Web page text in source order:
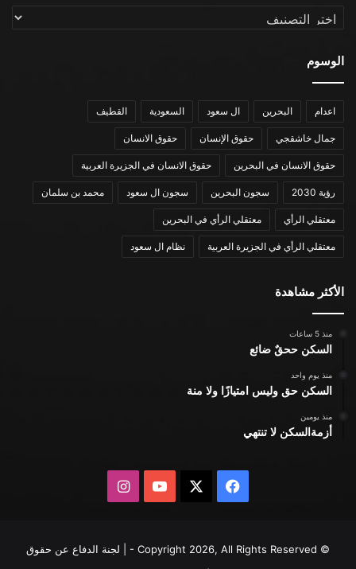
التصنيفات
الوسوم
اعدام البحرين ال سعود السعودية القطيف
جمال خاشقجي حقوق الإنسان حقوق الانسان
حقوق الانسان في البحرين حقوق الانسان في الجزيرة العربية
رؤية 2030 سجون البحرين سجون ال سعود محمد بن سلمان
معتقلي الرأي معتقلي الرأي في البحرين
معتقلي الرأي في الجزيرة العربية نظام ال سعود
الأكثر مشاهدة
منذ 5 ساعات
السكن ححقٌ ضائع
منذ يوم واحد
السكن حق وليس امتيازًا ولا منة
منذ يومين
أزمةالسكن لا تنتهي
فيسبوك يوتيوبانستقرام
© Copyright 2026, All Rights Reserved - | لجنة الدفاع عن حقوق